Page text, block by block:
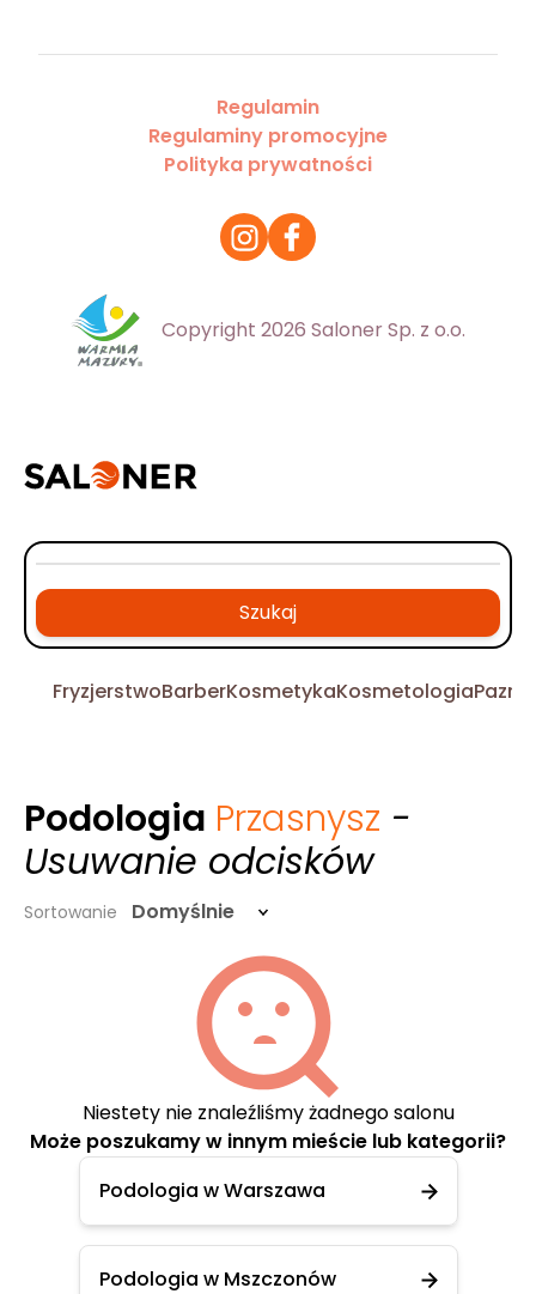
Regulamin
Regulaminy promocyjne
Polityka prywatności
Copyright 2026 Saloner Sp. z o.o.
Szukaj
FryzjerstwoBarberKosmetykaKosmetologia
Podologia Przasnysz -
Usuwanie odcisków
Sortowanie Domyślnie
Niestety nie znaleźliśmy żadnego salonu
Może poszukamy w innym mieście lub kategorii?
Podologia w Warszawa
Podologia w Mszczonów